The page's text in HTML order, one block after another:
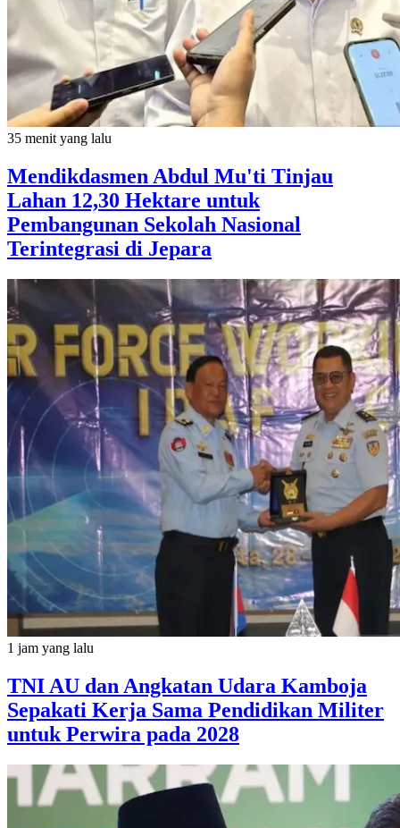
35 menit yang lalu
Mendikdasmen Abdul Mu'ti Tinjau
Lahan 12,30 Hektare untuk
Pembangunan Sekolah Nasional
Terintegrasi di Jepara
1 jam yang lalu
TNI AU dan Angkatan Udara Kamboja
Sepakati Kerja Sama Pendidikan Militer
untuk Perwira pada 2028